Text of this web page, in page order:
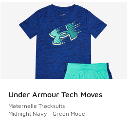
Under Armour Tech Moves
Maternelle Tracksuits
Midnight Navy - Green Mode